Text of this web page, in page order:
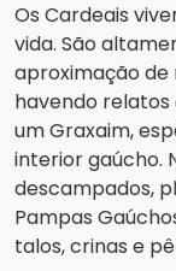
Os Cardeais
vida. São
aproximação de
havendo
um Graxaim,
interior gaúcho.
descampados,
Pampas
talos, crinas e